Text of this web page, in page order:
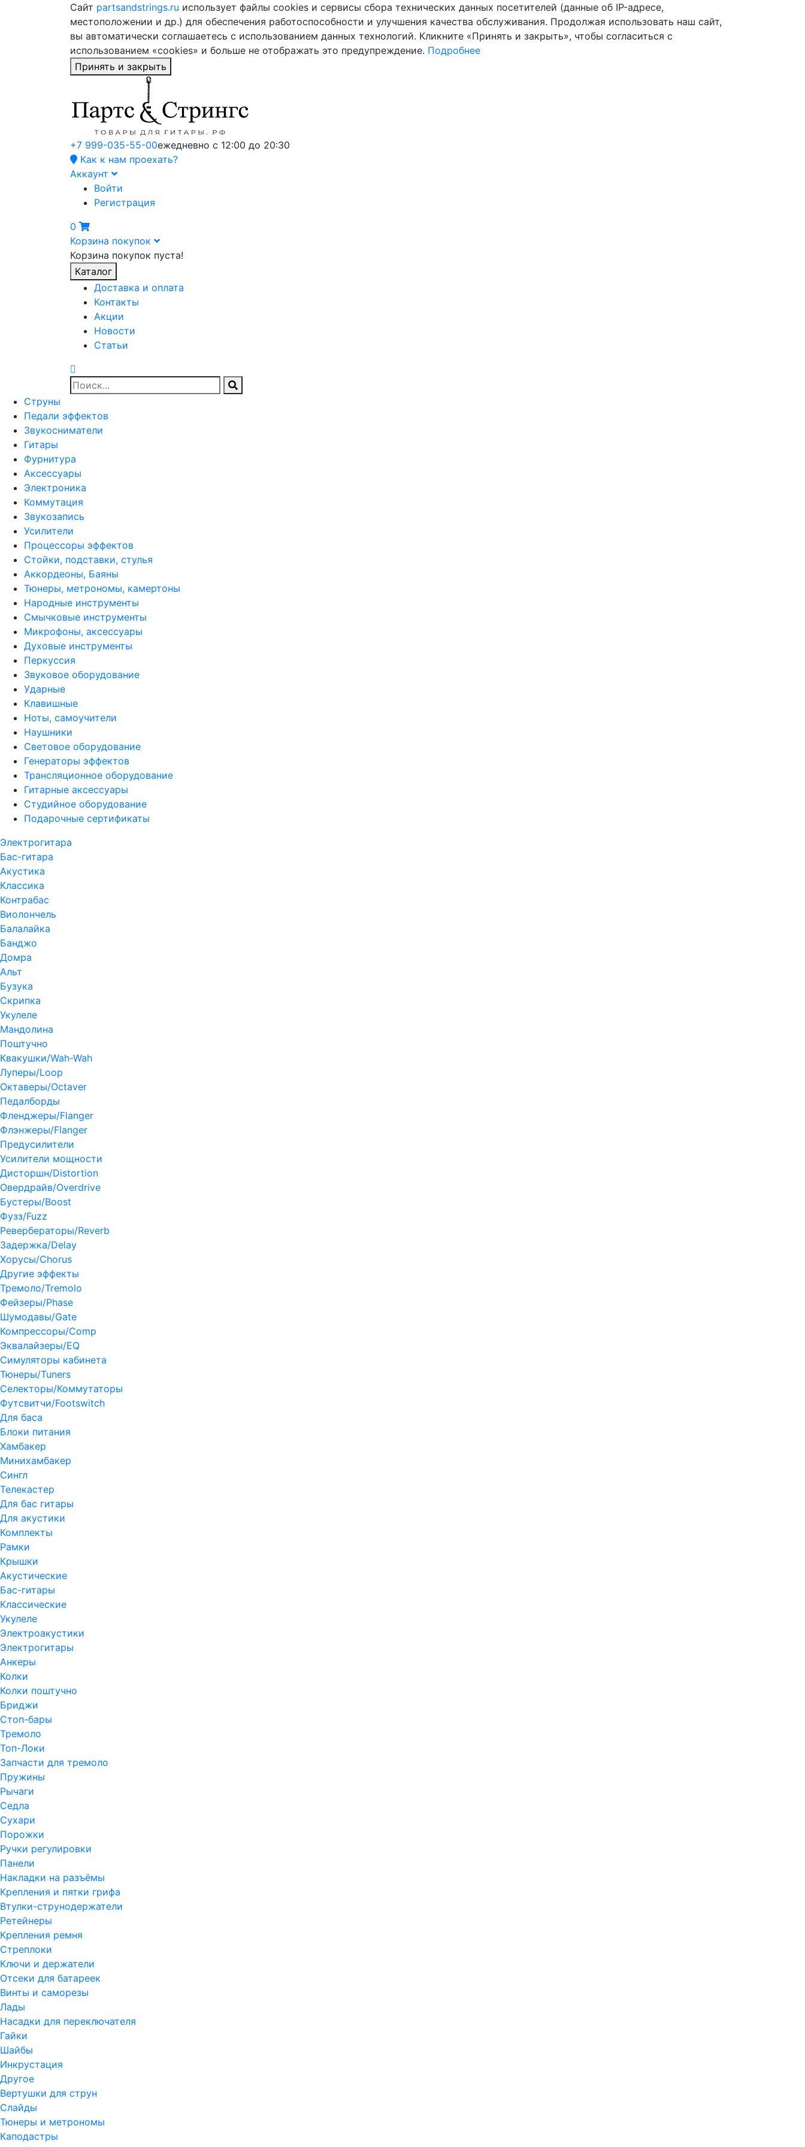
Сайт partsandstrings.ru использует файлы cookies и сервисы сбора технических данных посетителей (данные об IP-адресе,
местоположении и др.) для обеспечения работоспособности и улучшения качества обслуживания. Продолжая использовать наш сайт,
вы автоматически соглашаетесь с использованием данных технологий. Кликните «Принять и закрыть», чтобы согласиться с
использованием «cookies» и больше не отображать это предупреждение. Подробнее
Принять и закрыть
+7 999-035-55-00ежедневно с 12:00 до 20:30
Как к нам проехать?
Аккаунт
Войти
Регистрация
0
Корзина покупок
Корзина покупок пуста!
Каталог
Доставка и оплата
Контакты
Акции
Новости
Статьи
Струны
Педали эффектов
Звукосниматели
Гитары
Фурнитура
Аксессуары
Электроника
Коммутация
Звукозапись
Усилители
Процессоры эффектов
Стойки, подставки, стулья
Аккордеоны, Баяны
Тюнеры, метрономы, камертоны
Народные инструменты
Смычковые инструменты
Микрофоны, аксессуары
Духовые инструменты
Перкуссия
Звуковое оборудование
Ударные
Клавишные
Ноты, самоучители
Наушники
Световое оборудование
Генераторы эффектов
Трансляционное оборудование
Гитарные аксессуары
Студийное оборудование
Подарочные сертификаты
Электрогитара
Бас-гитара
Акустика
Классика
Контрабас
Виолончель
Балалайка
Банджо
Домра
Альт
Бузука
Скрипка
Укулеле
Мандолина
Поштучно
Квакушки/Wah-Wah
Луперы/Loop
Октаверы/Octaver
Педалборды
Фленджеры/Flanger
Флэнжеры/Flanger
Предусилители
Усилители мощности
Дисторшн/Distortion
Овердрайв/Overdrive
Бустеры/Boost
Фузз/Fuzz
Ревербераторы/Reverb
Задержка/Delay
Хорусы/Chorus
Другие эффекты
Тремоло/Tremolo
Фейзеры/Phase
Шумодавы/Gate
Компрессоры/Comp
Эквалайзеры/EQ
Симуляторы кабинета
Тюнеры/Tuners
Селекторы/Коммутаторы
Футсвитчи/Footswitch
Для баса
Блоки питания
Хамбакер
Минихамбакер
Сингл
Телекастер
Для бас гитары
Для акустики
Комплекты
Рамки
Крышки
Акустические
Бас-гитары
Классические
Укулеле
Электроакустики
Электрогитары
Анкеры
Колки
Колки поштучно
Бриджи
Стоп-бары
Тремоло
Топ-Локи
Запчасти для тремоло
Пружины
Рычаги
Седла
Сухари
Порожки
Ручки регулировки
Панели
Накладки на разъёмы
Крепления и пятки грифа
Втулки-струнодержатели
Ретейнеры
Крепления ремня
Стреплоки
Ключи и держатели
Отсеки для батареек
Винты и саморезы
Лады
Насадки для переключателя
Гайки
Шайбы
Инкрустация
Другое
Вертушки для струн
Слайды
Тюнеры и метрономы
Каподастры